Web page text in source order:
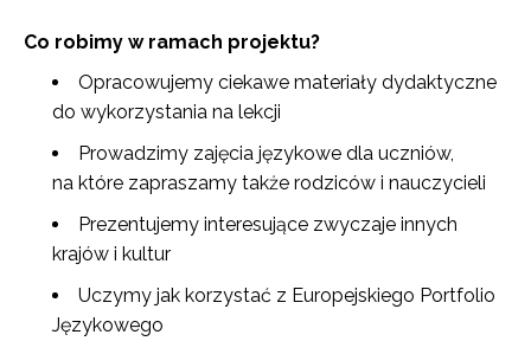
Co robimy w ramach projektu?
Opracowujemy ciekawe materiały dydaktyczne
do wykorzystania na lekcji
Prowadzimy zajęcia językowe dla uczniów,
na które zapraszamy także rodziców i nauczycieli
Prezentujemy interesujące zwyczaje innych
krajów i kultur
Uczymy jak korzystać z Europejskiego Portfolio
Językowego